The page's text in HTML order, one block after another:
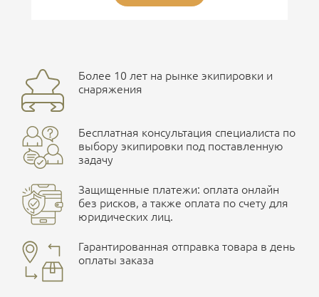
Более 10 лет на рынке экипировки и
снаряжения
Бесплатная консультация специалиста по
выбору экипировки под поставленную
задачу
Защищенные платежи: оплата онлайн
без рисков, а также оплата по счету для
юридических лиц.
Гарантированная отправка товара в день
оплаты заказа